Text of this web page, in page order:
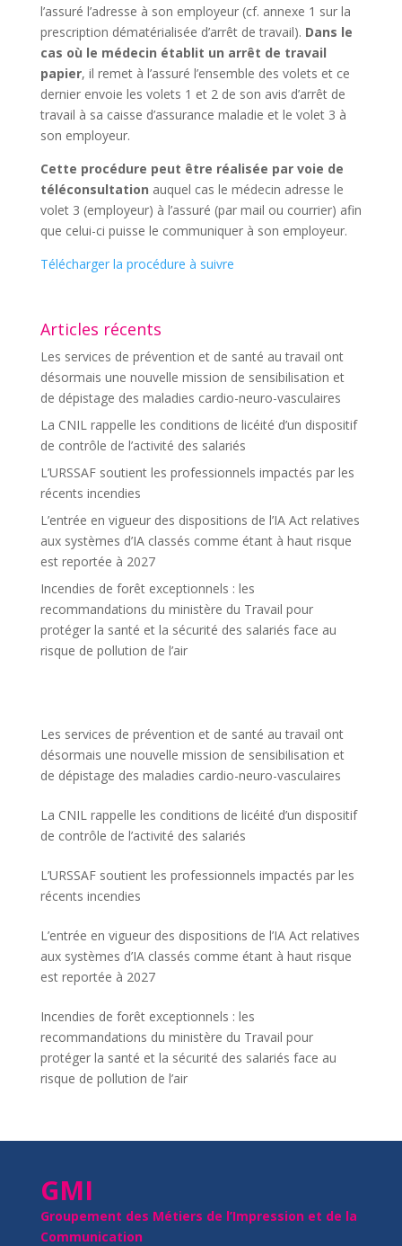
l’assuré l’adresse à son employeur (cf. annexe 1 sur la
prescription dématérialisée d’arrêt de travail). Dans le
cas où le médecin établit un arrêt de travail
papier, il remet à l’assuré l’ensemble des volets et ce
dernier envoie les volets 1 et 2 de son avis d’arrêt de
travail à sa caisse d’assurance maladie et le volet 3 à
son employeur.
Cette procédure peut être réalisée par voie de
téléconsultation auquel cas le médecin adresse le
volet 3 (employeur) à l’assuré (par mail ou courrier) afin
que celui-ci puisse le communiquer à son employeur.
Télécharger la procédure à suivre
Articles récents
Les services de prévention et de santé au travail ont
désormais une nouvelle mission de sensibilisation et
de dépistage des maladies cardio-neuro-vasculaires
La CNIL rappelle les conditions de licéité d’un dispositif
de contrôle de l’activité des salariés
L’URSSAF soutient les professionnels impactés par les
récents incendies
L’entrée en vigueur des dispositions de l’IA Act relatives
aux systèmes d’IA classés comme étant à haut risque
est reportée à 2027
Incendies de forêt exceptionnels : les
recommandations du ministère du Travail pour
protéger la santé et la sécurité des salariés face au
risque de pollution de l’air
Les services de prévention et de santé au travail ont
désormais une nouvelle mission de sensibilisation et
de dépistage des maladies cardio-neuro-vasculaires
La CNIL rappelle les conditions de licéité d’un dispositif
de contrôle de l’activité des salariés
L’URSSAF soutient les professionnels impactés par les
récents incendies
L’entrée en vigueur des dispositions de l’IA Act relatives
aux systèmes d’IA classés comme étant à haut risque
est reportée à 2027
Incendies de forêt exceptionnels : les
recommandations du ministère du Travail pour
protéger la santé et la sécurité des salariés face au
risque de pollution de l’air
GMI
Groupement des Métiers de l’Impression et de la
Communication